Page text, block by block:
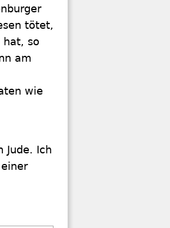
tötet,
hat, so
am
wie
Jude. Ich